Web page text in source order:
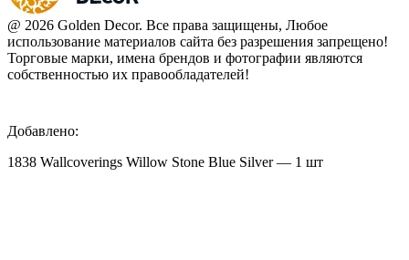
@ 2026 Golden Decor. Все права защищены, Любое
использование материалов сайта без разрешения запрещено!
Торговые марки, имена брендов и фотографии являются
собственностью их правообладателей!
Добавлено:
1838 Wallcoverings Willow Stone Blue Silver — 1 шт